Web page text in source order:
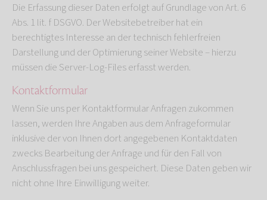
Die Erfassung dieser Daten erfolgt auf Grundlage von Art. 6
Abs. 1 lit. f DSGVO. Der Websitebetreiber hat ein
berechtigtes Interesse an der technisch fehlerfreien
Darstellung und der Optimierung seiner Website – hierzu
müssen die Server-Log-Files erfasst werden.
Kontaktformular
Wenn Sie uns per Kontaktformular Anfragen zukommen
lassen, werden Ihre Angaben aus dem Anfrageformular
inklusive der von Ihnen dort angegebenen Kontaktdaten
zwecks Bearbeitung der Anfrage und für den Fall von
Anschlussfragen bei uns gespeichert. Diese Daten geben wir
nicht ohne Ihre Einwilligung weiter.